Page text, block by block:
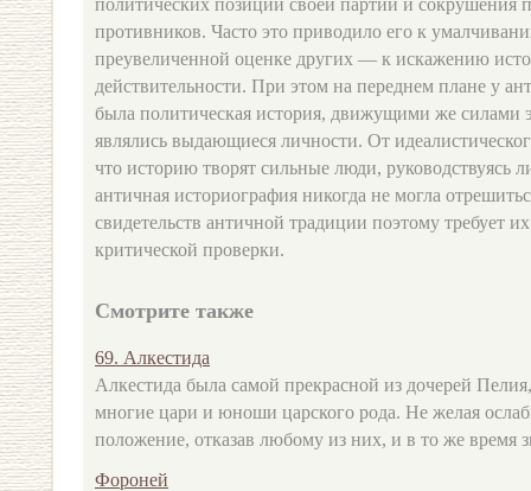
политических позиций своей партии и сокрушения
противников. Часто это приводило его к
преувеличенной оценке других — к искажению
действительности. При этом на переднем плане у
была политическая история, движущими же силами
являлись выдающиеся личности. От
что историю творят сильные люди, руководствуясь
античная историография никогда не могла
свидетельств античной традиции поэтому требует
критической проверки.
Смотрите также
69. Алкестида
Алкестида была самой прекрасной из дочерей
многие цари и юноши царского рода. Не желая
положение, отказав любому из них, и в то же время
Фороней